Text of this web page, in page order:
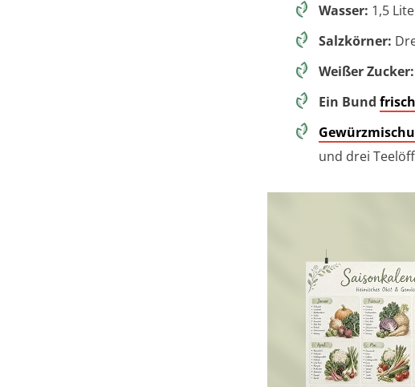
Wasser: 1,5
Salzkörner:
Weißer Zucker:
Ein Bund
und drei